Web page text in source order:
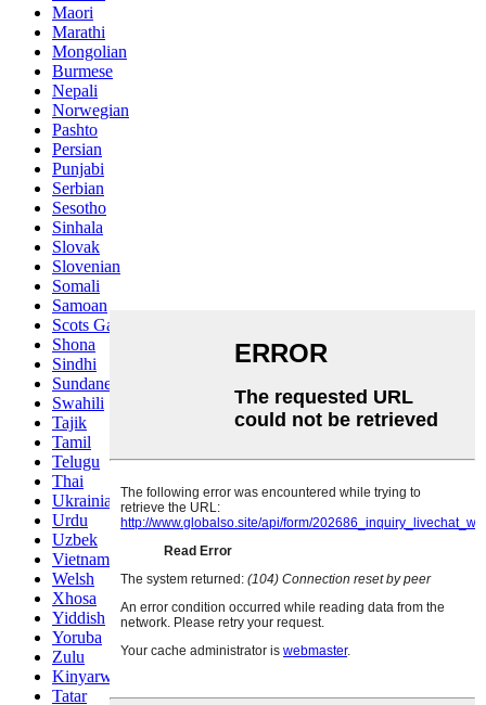
Maori
Marathi
Mongolian
Burmese
Nepali
Norwegian
Pashto
Persian
Punjabi
Serbian
Sesotho
Sinhala
Slovak
Slovenian
Somali
Samoan
Scots Gaelic
Shona
Sindhi
Sundanese
Swahili
Tajik
Tamil
Telugu
Thai
Ukrainian
Urdu
Uzbek
Vietnamese
Welsh
Xhosa
Yiddish
Yoruba
Zulu
Kinyarwanda
Tatar